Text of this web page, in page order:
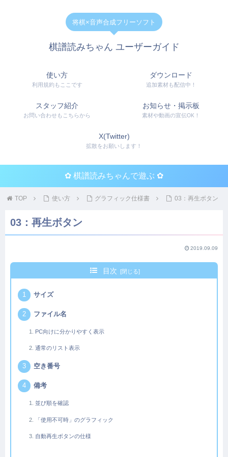
将棋×音声合成フリーソフト
棋譜読みちゃん ユーザーガイド
使い方
利用規約もここです
ダウンロード
追加素材も配信中！
スタッフ紹介
お問い合わせもこちらから
お知らせ・掲示板
素材や動画の宣伝OK！
X(Twitter)
拡散をお願いします！
✿ 棋譜読みちゃんで遊ぶ ✿
TOP 使い方 グラフィック仕様書 03：再生ボタン
03：再生ボタン
2019.09.09
目次
サイズ
ファイル名
PC向けに分かりやすく表示
通常のリスト表示
空き番号
備考
並び順を確認
「使用不可時」のグラフィック
自動再生ボタンの仕様